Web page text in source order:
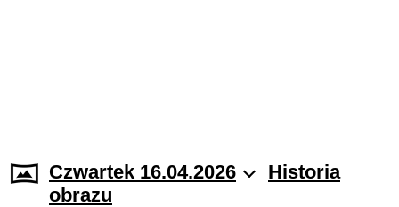
Czwartek 16.04.2026
Historia
obrazu